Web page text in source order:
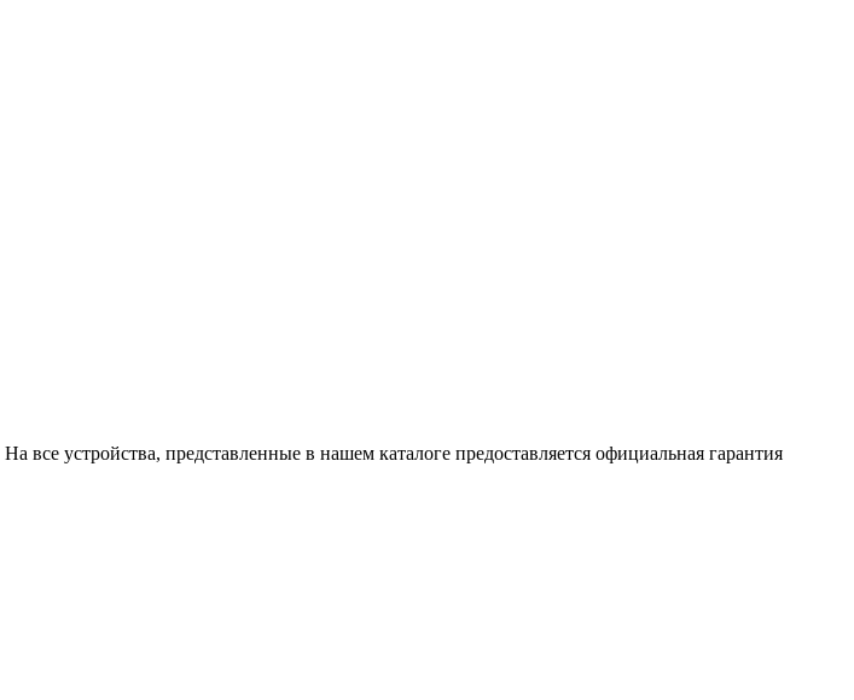
На все устройства, представленные в нашем каталоге предоставляется официальная гарантия